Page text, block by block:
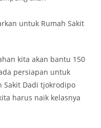
untuk Rumah Sakit
kita akan bantu 150
persiapan untuk
Sakit Dadi tjokrodipo
harus naik kelasnya